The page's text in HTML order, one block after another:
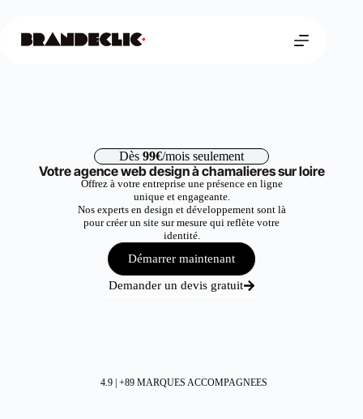
Dès 99€/mois seulement
Votre agence web design à chamalieres sur loire
Offrez à votre entreprise une présence en ligne
unique et engageante.
Nos experts en design et développement sont là
pour créer un site sur mesure qui reflète votre
identité.
Démarrer maintenant
Demander un devis gratuit
4.9 | +89 MARQUES ACCOMPAGNEES